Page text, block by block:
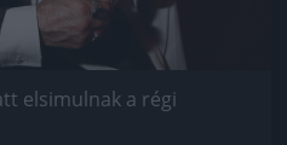
elsimulnak a régi